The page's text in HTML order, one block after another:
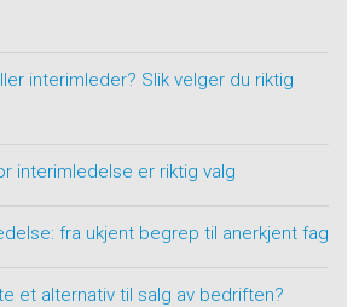
interimleder? Slik velger du riktig
interimledelse er riktig valg
fra ukjent begrep til anerkjent fag
et alternativ til salg av bedriften?